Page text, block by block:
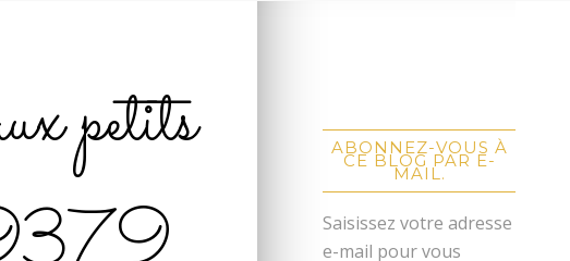
petits ABONNEZ-VOUS À
CE BLOG PAR E-
MAIL.
Saisissez votre adresse
e-mail pour vous